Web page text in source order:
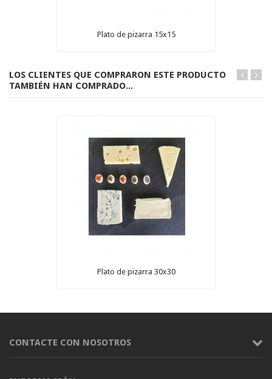
Plato de pizarra 15x15
LOS CLIENTES QUE COMPRARON ESTE PRODUCTO
TAMBIÉN HAN COMPRADO...
Plato de pizarra 30x30
CONTACTE CON NOSOTROS